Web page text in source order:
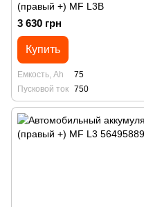
(правый +) MF L3B
3 630 грн
Купить
Емкость, Ah
75
Пусковой ток 750